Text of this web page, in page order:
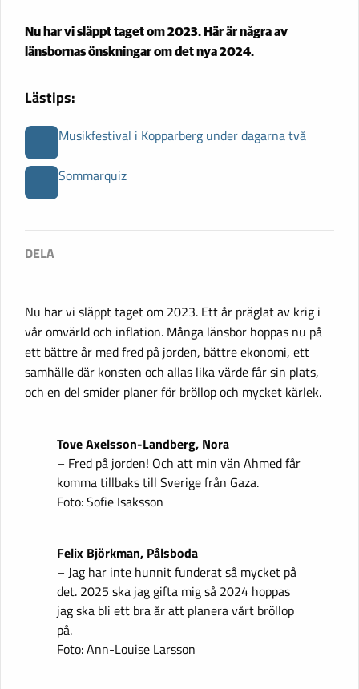
Nu har vi släppt taget om 2023. Här är några av
länsbornas önskningar om det nya 2024.
Lästips:
Musikfestival i Kopparberg under dagarna två
Sommarquiz
Nu har vi släppt taget om 2023. Ett år präglat av krig i
vår omvärld och inflation. Många länsbor hoppas nu på
ett bättre år med fred på jorden, bättre ekonomi, ett
samhälle där konsten och allas lika värde får sin plats,
och en del smider planer för bröllop och mycket kärlek.
Tove Axelsson-Landberg, Nora
– Fred på jorden! Och att min vän Ahmed får
komma tillbaks till Sverige från Gaza.
Foto: Sofie Isaksson
Felix Björkman, Pålsboda
– Jag har inte hunnit funderat så mycket på
det. 2025 ska jag gifta mig så 2024 hoppas
jag ska bli ett bra år att planera vårt bröllop
på.
Foto: Ann-Louise Larsson